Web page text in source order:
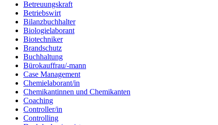
Betreuungskraft
Betriebswirt
Bilanzbuchhalter
Biologielaborant
Biotechniker
Brandschutz
Buchhaltung
Bürokauffrau/-mann
Case Management
Chemielaborant/in
Chemikantinnen und Chemikanten
Coaching
Controller/in
Controlling